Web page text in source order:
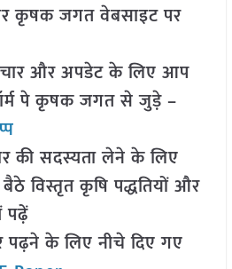
कृषक जगत वेबसाइट पर
और अपडेट के लिए आप
पे कृषक जगत से जुड़े –
सदस्यता लेने के लिए
विस्तृत कृषि पद्धतियों और
पढ़ें
के लिए नीचे दिए गए